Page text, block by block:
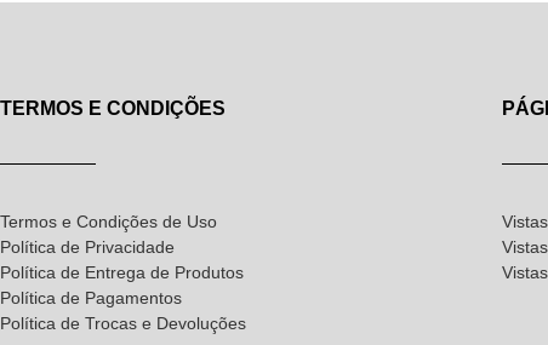
TERMOS E CONDIÇÕES
Termos e Condições de Uso
Política de Privacidade
Política de Entrega de Produtos
Política de Pagamentos
Política de Trocas e Devoluções